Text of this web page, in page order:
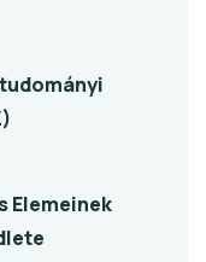
Elemeinek